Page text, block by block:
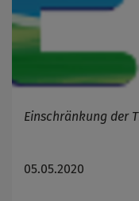
Einschränkung der
05.05.2020